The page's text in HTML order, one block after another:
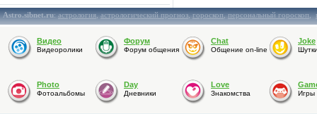
Astro.sibnet.ru:астрология,астрологический прогноз,гороскоп,персональный гороскоп,
Видео
Видеоролики
Форум
Форум общения
Chat
Общение on-line
Joke
Photo
Фотоальбомы
Day
Дневники
Love
Знакомства Игры